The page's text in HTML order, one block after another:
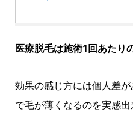
医療脱毛は施術1回あたり
効果の感じ方には個人差
で毛が薄くなるのを実感出